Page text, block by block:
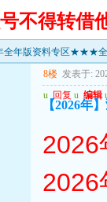
不得转借
年版资料专区★★★
8楼 发表于:
u 回复 u 编辑
【2026年
2026
2026